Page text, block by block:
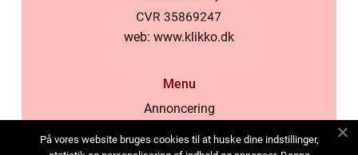
web: www.klikko.dk
Menu
Annoncering
Cookies
På vores website bruges cookies til at huske dine indstillinger,